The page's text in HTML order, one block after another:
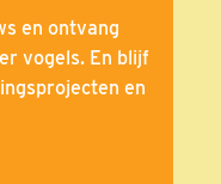
en ontvang
vogels. En blijf
en